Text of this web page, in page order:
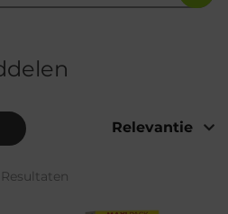
Resultaten